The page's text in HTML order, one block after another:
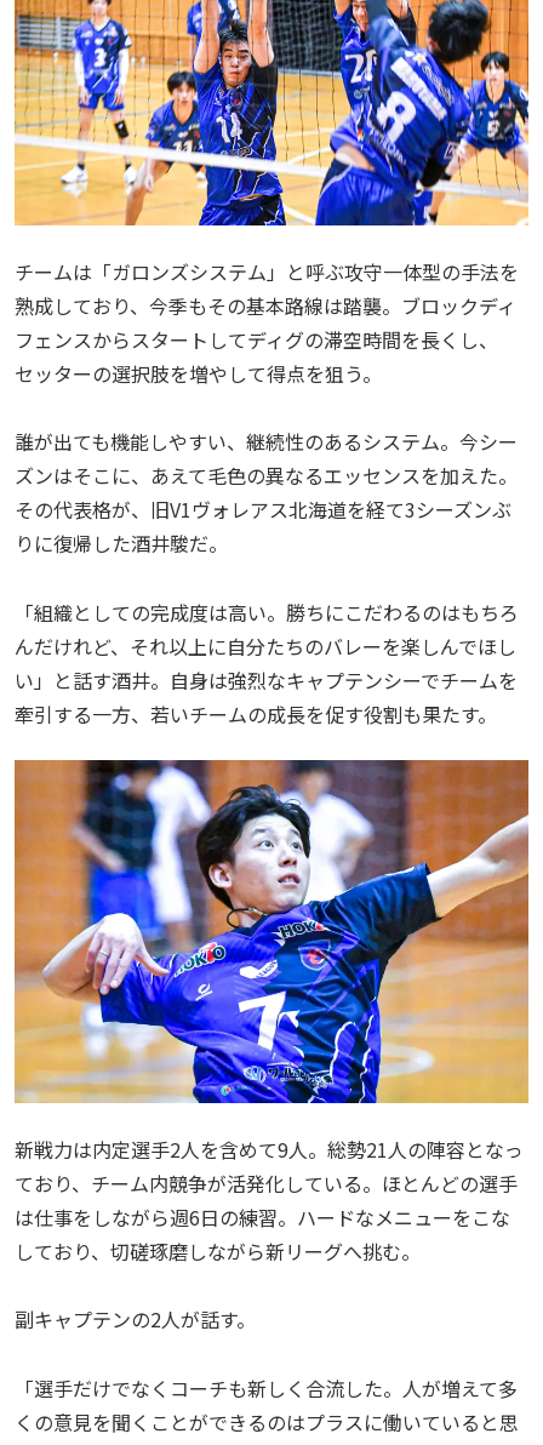
チームは「ガロンズシステム」と呼ぶ攻守一体型の手法を
熟成しており、今季もその基本路線は踏襲。ブロックディ
フェンスからスタートしてディグの滞空時間を長くし、
セッターの選択肢を増やして得点を狙う。
誰が出ても機能しやすい、継続性のあるシステム。今シー
ズンはそこに、あえて毛色の異なるエッセンスを加えた。
その代表格が、旧V1ヴォレアス北海道を経て3シーズンぶ
りに復帰した酒井駿だ。
「組織としての完成度は高い。勝ちにこだわるのはもちろ
んだけれど、それ以上に自分たちのバレーを楽しんでほし
い」と話す酒井。自身は強烈なキャプテンシーでチームを
牽引する一方、若いチームの成長を促す役割も果たす。
新戦力は内定選手2人を含めて9人。総勢21人の陣容となっ
ており、チーム内競争が活発化している。ほとんどの選手
は仕事をしながら週6日の練習。ハードなメニューをこな
しており、切磋琢磨しながら新リーグへ挑む。
副キャプテンの2人が話す。
「選手だけでなくコーチも新しく合流した。人が増えて多
くの意見を聞くことができるのはプラスに働いていると思